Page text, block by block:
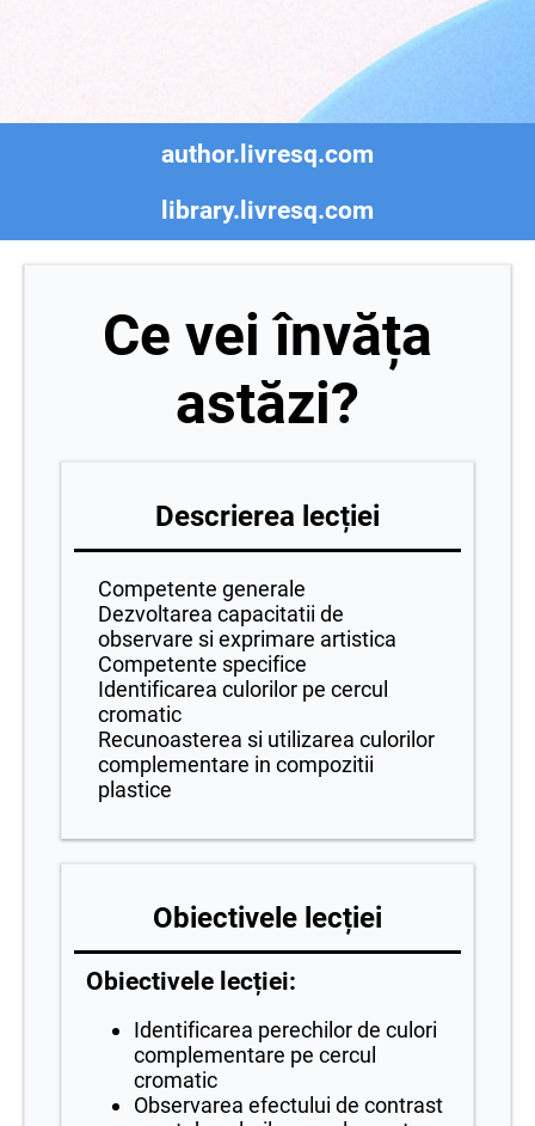
author.livresq.com
library.livresq.com
Ce vei învăța
astăzi?
Descrierea lecției
Competente generale
Dezvoltarea capacitatii de
observare si exprimare artistica
Competente specifice
Identificarea culorilor pe cercul
cromatic
Recunoasterea si utilizarea culorilor
complementare in compozitii
plastice
Obiectivele lecției
Obiectivele lecției:
Identificarea perechilor de culori
complementare pe cercul
cromatic
Observarea efectului de contrast